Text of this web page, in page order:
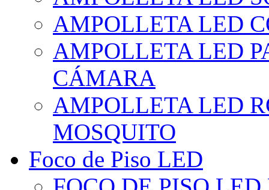
AMPOLLETA LED
AMPOLLETA LED
CÁMARA
AMPOLLETA LED
MOSQUITO
Foco de Piso LED